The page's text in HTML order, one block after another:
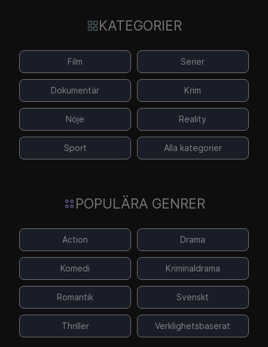
KATEGORIER
Film Serier
Dokumentär Krim
Nöje Reality
Sport Alla kategorier
POPULÄRA GENRER
Action Drama
Komedi Kriminaldrama
Romantik Svenskt
Thriller Verklighetsbaserat